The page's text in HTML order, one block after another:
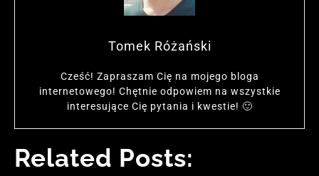
Tomek Różański
Cześć! Zapraszam Cię na mojego bloga
internetowego! Chętnie odpowiem na wszystkie
interesujące Cię pytania i kwestie! 🙂
Related Posts: